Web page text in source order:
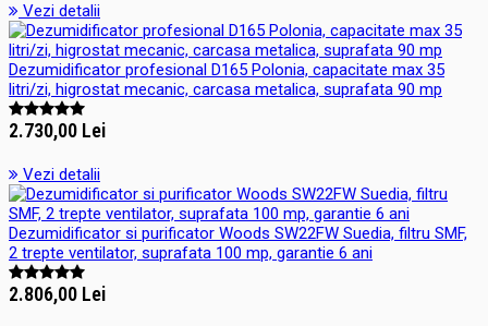
Vezi detalii
Dezumidificator profesional D165 Polonia, capacitate max 35
litri/zi, higrostat mecanic, carcasa metalica, suprafata 90 mp
2.730,00 Lei
Vezi detalii
Dezumidificator si purificator Woods SW22FW Suedia, filtru SMF,
2 trepte ventilator, suprafata 100 mp, garantie 6 ani
2.806,00 Lei